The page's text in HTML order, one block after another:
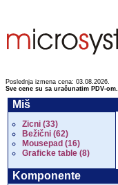
Poslednja izmena cena: 03.08.2026.
Sve cene su sa uračunatim PDV-om.
Miš
Zicni (33)
Bežični (62)
Mousepad (16)
Graficke table (8)
Komponente